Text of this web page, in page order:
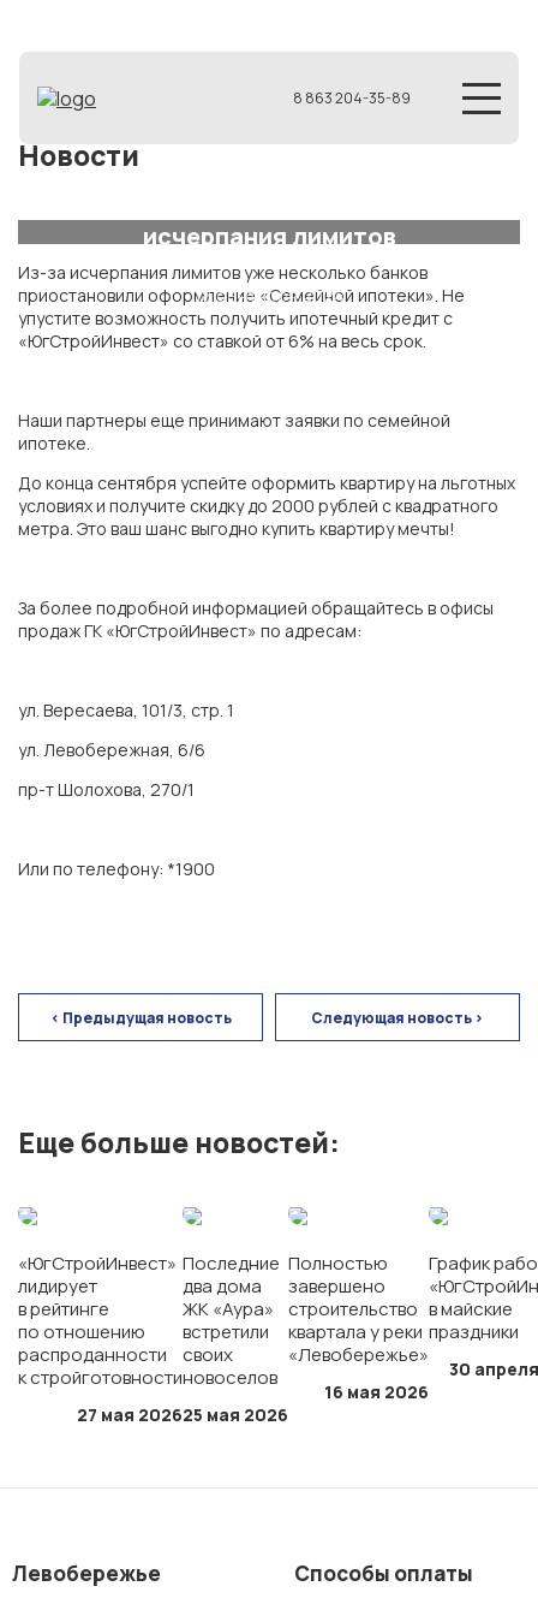
8 863 204-35-89
НовостиВ ЮгСтройИнвест за семейной
исчерпания лимитов
18 сентября 2024
Из-за исчерпания лимитов уже несколько банков
приостановили оформление «Семейной ипотеки». Не
упустите возможность получить ипотечный кредит с
«ЮгСтройИнвест» со ставкой от 6% на весь срок.
Наши партнеры еще принимают заявки по семейной
ипотеке.
До конца сентября успейте оформить квартиру на льготных
условиях и получите скидку до 2000 рублей с квадратного
метра. Это ваш шанс выгодно купить квартиру мечты!
За более подробной информацией обращайтесь в офисы
продаж ГК «ЮгСтройИнвест» по адресам:
ул. Вересаева, 101/3, стр. 1
ул. Левобережная, 6/6
пр-т Шолохова, 270/1
Или по телефону: *1900
< Предыдущая новость Следующая новость >
Еще больше новостей:
«ЮгСтройИнвест»
лидирует
в рейтинге
по отношению
распроданности
к стройготовности
27 мая 2026
Последние
два дома
ЖК «Аура»
встретили
своих
новоселов
25 мая 2026
Полностью
завершено
строительство
квартала у реки
«Левобережье»
16 мая 2026
График
в майские
праздники
30
Левобережье Способы оплаты
г. Краснодар
мкр. «Губернский»
г. Ставрополь